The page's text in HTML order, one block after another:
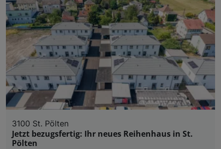
3100 St. Pölten
Jetzt bezugsfertig: Ihr neues Reihenhaus in St.
Pölten